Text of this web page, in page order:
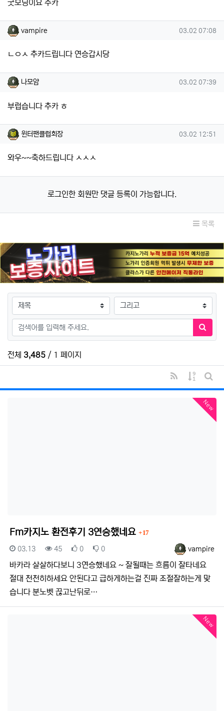
굿모닝이요 추카
vampire님의 댓글
vampire 작성일
03.02 07:08
ㄴㅇㅅ 추카드립니다 연승갑시당
나모얌님의 댓글
나모얌 작성일
03.02 07:39
부럽습니다 추카 ㅎ
윈터팬클럽회장님의 댓글
윈터팬클럽회장 작성일
03.02 12:51
와우~~축하드립니다 ㅅㅅㅅ
로그인한 회원만 댓글 등록이 가능합니다.
목록
검색대상
검색어
검색하
전체 3,485 / 1 페이지
RSS
게시물
게시
New
Fm카지노 환전후기 3연승했네요 댓글
17
등록자vampire
등록일
03.13 조회
45 추천
0 비추천
0
바카라 살살하다보니 3연승했네요 ~ 잘될때는 흐름이 잘타네요
절대 천천히하세요 안된다고 급하게하는걸 진짜 조절잘하는게 맞
습니다 분노벳 끊고난뒤로…
New